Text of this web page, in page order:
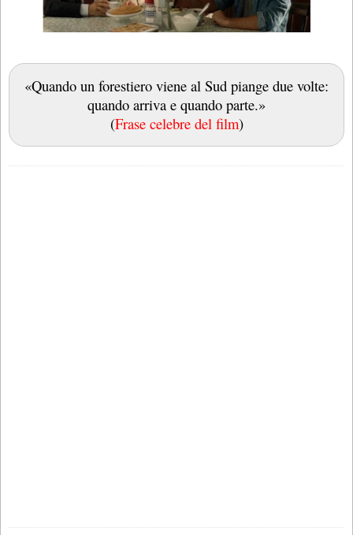
«Quando un forestiero viene al Sud piange due volte:
quando arriva e quando parte.»
(Frase celebre del film)